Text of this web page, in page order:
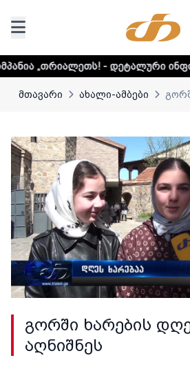
- დეტალური ინფორმაციისთვის
მთავარი ახალი-ამბები
გორში ხარების
აღნიშნეს